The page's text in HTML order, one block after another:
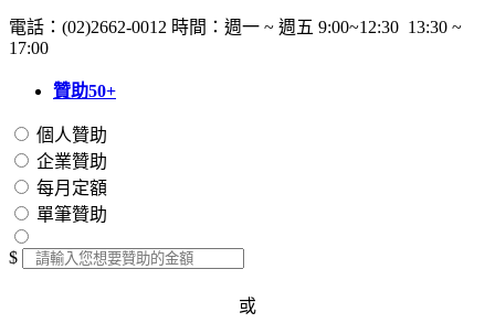
電話：(02)2662-0012 時間：週一 ~ 週五 9:00~12:30 13:30 ~
17:00
贊助50+
個人贊助
企業贊助
每月定額
單筆贊助
$
或